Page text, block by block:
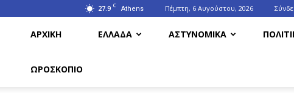
27.9 C Athens Πέμπτη, 6 Αυγούστου, 2026
ΑΡΧΙΚΗ ΕΛΛΑΔΑ ΑΣΤΥΝΟΜΙΚΑ
ΩΡΟΣΚΟΠΙΟ